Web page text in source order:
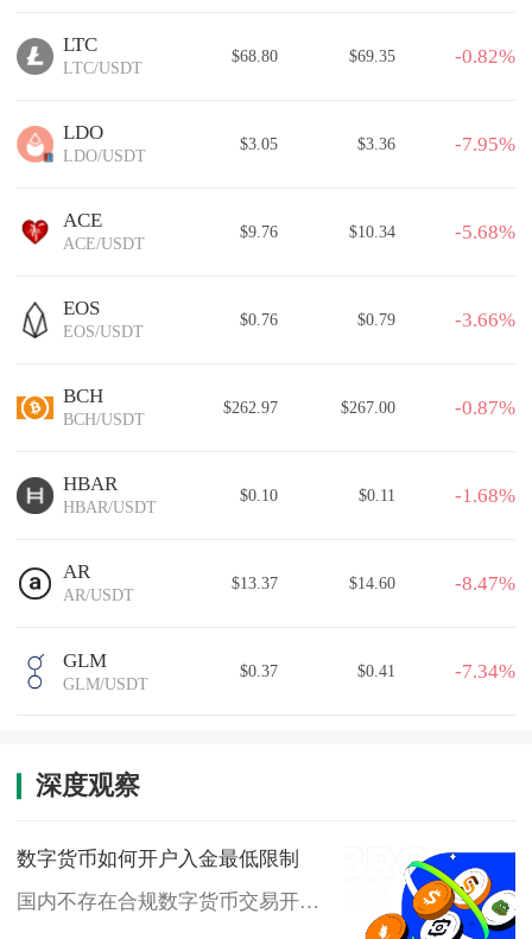
LTC
LTC/USDT
$68.80 $69.35 -0.82%
LDO
LDO/USDT
$3.05 $3.36 -7.95%
ACE
ACE/USDT
$9.76 $10.34 -5.68%
EOS
EOS/USDT
$0.76 $0.79 -3.66%
BCH
BCH/USDT
$262.97 $267.00 -0.87%
HBAR
HBAR/USDT
$0.10 $0.11 -1.68%
AR
AR/USDT
$13.37 $14.60 -8.47%
GLM
GLM/USDT
$0.37 $0.41 -7.34%
深度观察
数字货币如何开户入金最低限制
国内不存在合规数字货币交易开户